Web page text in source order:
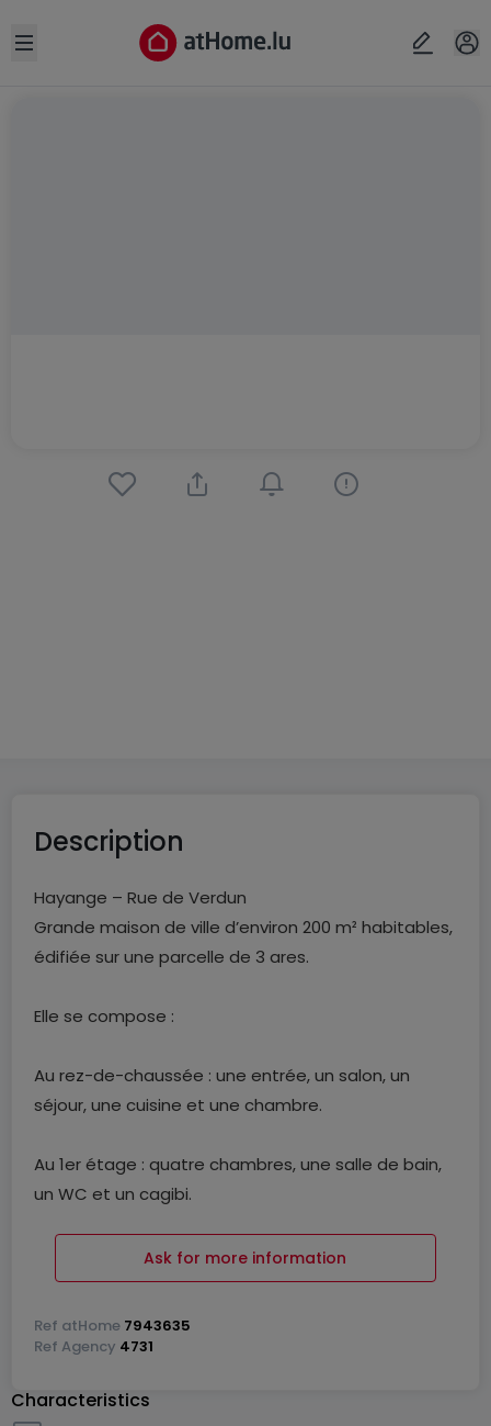
Open sidebar
Description
Hayange – Rue de Verdun
Grande maison de ville d’environ 200 m² habitables,
édifiée sur une parcelle de 3 ares.
Elle se compose :
Au rez-de-chaussée : une entrée, un salon, un
séjour, une cuisine et une chambre.
Au 1er étage : quatre chambres, une salle de bain,
un WC et un cagibi.
Au 2? étage : deux chambres mansardées ainsi
qu’un grenier.
Au sous-sol : une chaufferie, une buanderie, une
Ask for more information
Ref atHome 7943635
Ref Agency 4731
Characteristics